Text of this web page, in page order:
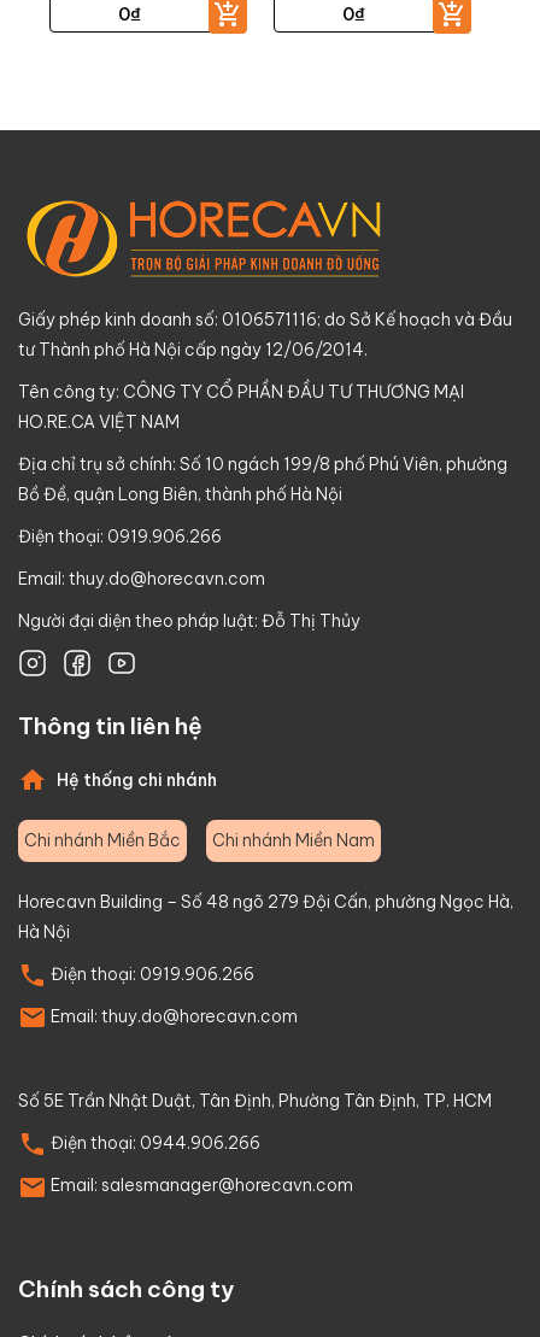
0₫ 0₫
Giấy phép kinh doanh số: 0106571116; do Sở Kế hoạch và Đầu
tư Thành phố Hà Nội cấp ngày 12/06/2014.
Tên công ty: CÔNG TY CỔ PHẦN ĐẦU TƯ THƯƠNG MẠI
HO.RE.CA VIỆT NAM
Địa chỉ trụ sở chính: Số 10 ngách 199/8 phố Phú Viên, phường
Bồ Đề, quận Long Biên, thành phố Hà Nội
Điện thoại: 0919.906.266
Email: thuy.do@horecavn.com
Người đại diện theo pháp luật: Đỗ Thị Thủy
Thông tin liên hệ
Hệ thống chi nhánh
Chi nhánh Miền Bắc Chi nhánh Miền Nam
Horecavn Building – Số 48 ngõ 279 Đội Cấn, phường Ngọc Hà,
Hà Nội
Điện thoại: 0919.906.266
Email: thuy.do@horecavn.com
Số 5E Trần Nhật Duật, Tân Định, Phường Tân Định, TP. HCM
Điện thoại: 0944.906.266
Email: salesmanager@horecavn.com
Chính sách công ty